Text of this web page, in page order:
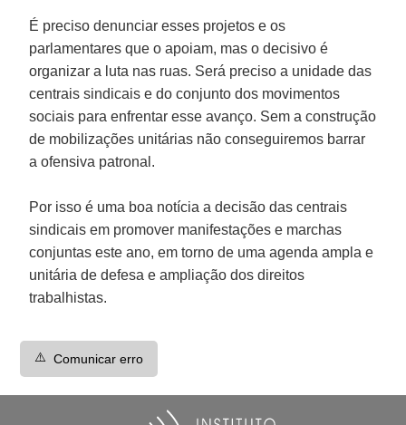
É preciso denunciar esses projetos e os
parlamentares que o apoiam, mas o decisivo é
organizar a luta nas ruas. Será preciso a unidade das
centrais sindicais e do conjunto dos movimentos
sociais para enfrentar esse avanço. Sem a construção
de mobilizações unitárias não conseguiremos barrar
a ofensiva patronal.
Por isso é uma boa notícia a decisão das centrais
sindicais em promover manifestações e marchas
conjuntas este ano, em torno de uma agenda ampla e
unitária de defesa e ampliação dos direitos
trabalhistas.
⚠️ Comunicar erro